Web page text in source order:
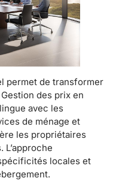
permet de transformer
des prix en
avec les
de ménage et
les propriétaires
locales et